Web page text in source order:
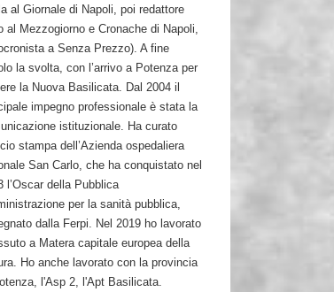
al Giornale di Napoli, poi redattore
al Mezzogiorno e Cronache di Napoli,
a Senza Prezzo). A fine
la svolta, con l’arrivo a Potenza per
la Nuova Basilicata. Dal 2004 il
impegno professionale è stata la
istituzionale. Ha curato
stampa dell’Azienda ospedaliera
San Carlo, che ha conquistato nel
l’Oscar della Pubblica
per la sanità pubblica,
dalla Ferpi. Nel 2019 ho lavorato
a Matera capitale europea della
Ho anche lavorato con la provincia
l'Asp 2, l'Apt Basilicata.